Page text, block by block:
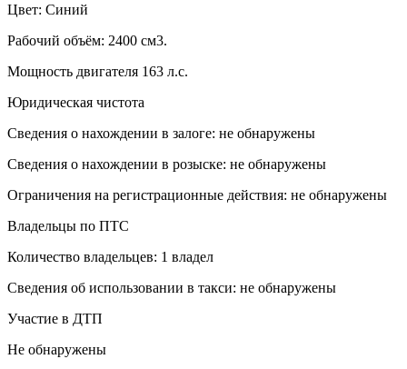
Цвет: Синий
Рабочий объём: 2400 см3.
Мощность двигателя 163 л.с.
Юридическая чистота
Сведения о нахождении в залоге: не обнаружены
Сведения о нахождении в розыске: не обнаружены
Ограничения на регистрационные действия: не обнаружены
Владельцы по ПТС
Количество владельцев: 1 владел
Сведения об использовании в такси: не обнаружены
Участие в ДТП
Не обнаружены